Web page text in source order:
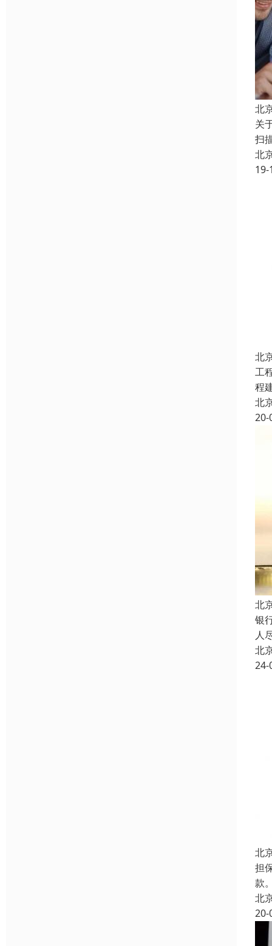
北
关
扫
北
19-
北
工
程
北
20-
北
银
人
北
24-
北
担
款
北
20-